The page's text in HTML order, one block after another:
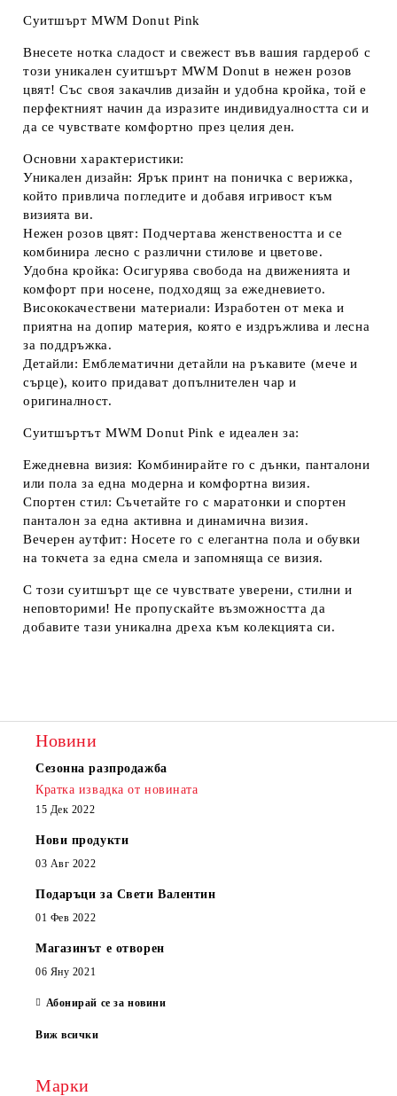
Суитшърт MWM Donut Pink
Внесете нотка сладост и свежест във вашия гардероб с
този уникален суитшърт MWM Donut в нежен розов
цвят! Със своя закачлив дизайн и удобна кройка, той е
перфектният начин да изразите индивидуалността си и
да се чувствате комфортно през целия ден.
Основни характеристики:
Уникален дизайн: Ярък принт на поничка с верижка,
който привлича погледите и добавя игривост към
визията ви.
Нежен розов цвят: Подчертава женствеността и се
комбинира лесно с различни стилове и цветове.
Удобна кройка: Осигурява свобода на движенията и
комфорт при носене, подходящ за ежедневието.
Висококачествени материали: Изработен от мека и
приятна на допир материя, която е издръжлива и лесна
за поддръжка.
Детайли: Емблематични детайли на ръкавите (мече и
сърце), които придават допълнителен чар и
оригиналност.
Суитшъртът MWM Donut Pink е идеален за:
Ежедневна визия: Комбинирайте го с дънки, панталони
или пола за една модерна и комфортна визия.
Спортен стил: Съчетайте го с маратонки и спортен
панталон за една активна и динамична визия.
Вечерен аутфит: Носете го с елегантна пола и обувки
на токчета за една смела и запомняща се визия.
С този суитшърт ще се чувствате уверени, стилни и
неповторими! Не пропускайте възможността да
добавите тази уникална дреха към колекцията си.
Новини
Сезонна разпродажба
Кратка извадка от новината
15 Дек 2022
Нови продукти
03 Авг 2022
Подаръци за Свети Валентин
01 Фев 2022
Магазинът е отворен
06 Яну 2021
Абонирай се за новини
Виж всички
Марки